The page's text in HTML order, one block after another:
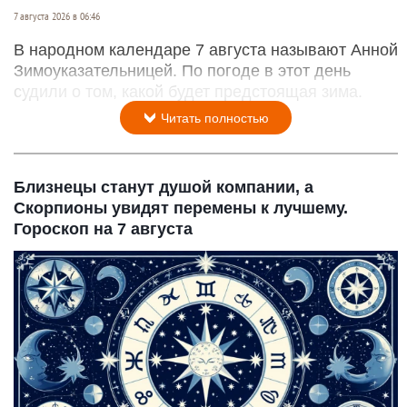
7 августа 2026 в 06:46
В народном календаре 7 августа называют Анной
Зимоуказательницей. По погоде в этот день
судили о том, какой будет предстоящая зима.
Читать полностью
Близнецы станут душой компании, а
Скорпионы увидят перемены к лучшему.
Гороскоп на 7 августа